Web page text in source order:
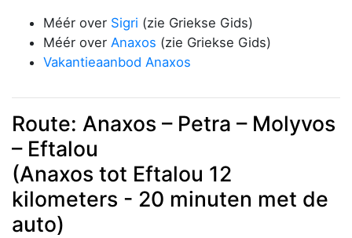
Méér over Sigri (zie Griekse Gids)
Méér over Anaxos (zie Griekse Gids)
Vakantieaanbod Anaxos
Route: Anaxos – Petra – Molyvos
– Eftalou
(Anaxos tot Eftalou 12
kilometers - 20 minuten met de
auto)